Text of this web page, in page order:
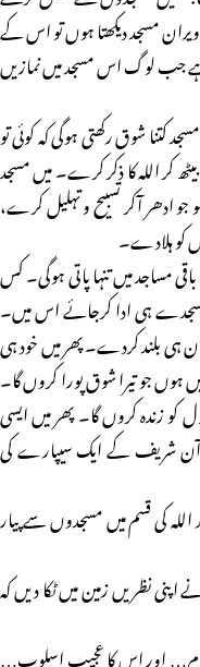
ویران مسجد دیکھتا ہوں تو اس کے
ہے جب لوگ اس مسجد میں نمازیں
کتنا شوق رکھتی ہوگی کہ کوئی تو
کر اللہ کا ذکر کرے۔ میں مسجد
ادھر آکر تسبیح و تہلیل کرے،
کو ہلادے۔
مساجد میں تنہا پاتی ہوگی۔ کس
سجدے ہی ادا کرجائے اس میں۔
ہی بلند کردے۔ پھر میں خود ہی
ہوں جو تیرا شوق پورا کروں گا۔
کو زندہ کروں گا۔ پھر میں ایسی
شریف کے ایک سیپارے کی
کی قسم میں مسجدوں سے پیار
نظریں زمین میں ٹکا دیں کہ
اور اس کا عجیب اسلوب…